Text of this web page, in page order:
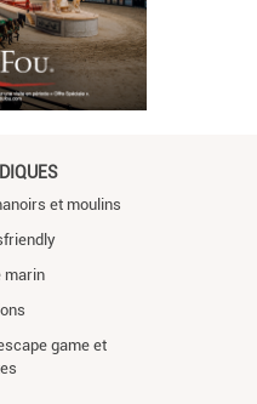
et moulins
marin
game et